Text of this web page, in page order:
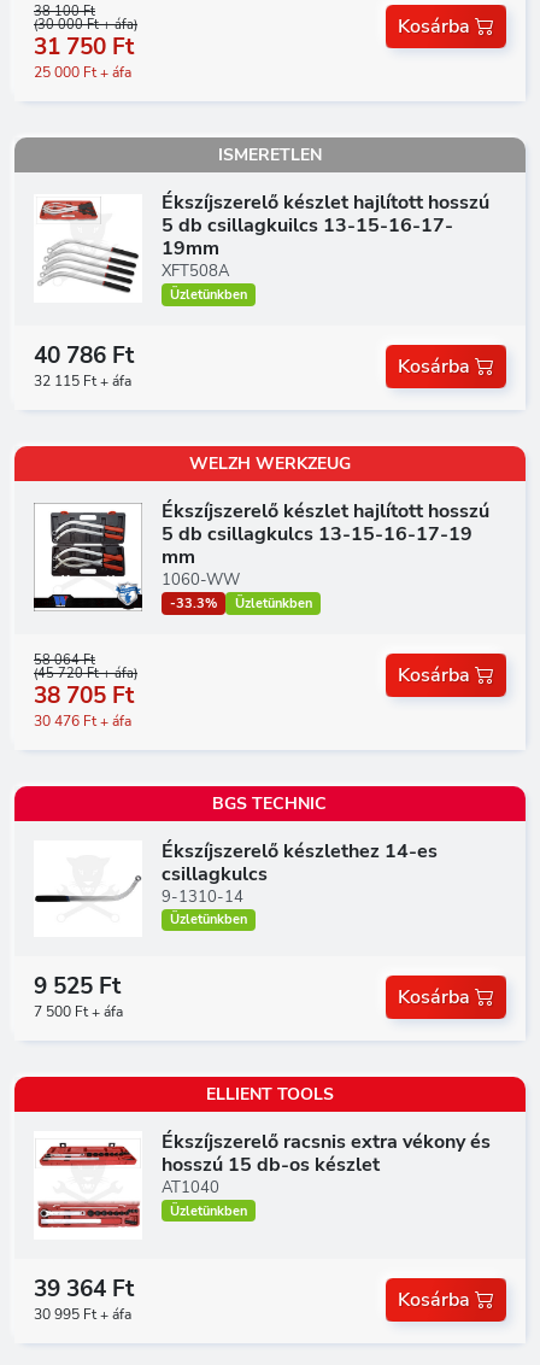
38 100 Ft
(30 000 Ft + áfa)
31 750 Ft
25 000 Ft + áfa
Kosárba
ISMERETLEN
Ékszíjszerelő készlet hajlított hosszú
5 db csillagkuilcs 13-15-16-17-
19mm
XFT508A
Üzletünkben
40 786 Ft
32 115 Ft + áfa
Kosárba
WELZH WERKZEUG
Ékszíjszerelő készlet hajlított hosszú
5 db csillagkulcs 13-15-16-17-19
mm
1060-WW
-33.3% Üzletünkben
58 064 Ft
(45 720 Ft + áfa)
38 705 Ft
30 476 Ft + áfa
Kosárba
BGS TECHNIC
Ékszíjszerelő készlethez 14-es
csillagkulcs
9-1310-14
Üzletünkben
9 525 Ft
7 500 Ft + áfa
Kosárba
ELLIENT TOOLS
Ékszíjszerelő racsnis extra vékony és
hosszú 15 db-os készlet
AT1040
Üzletünkben
39 364 Ft
30 995 Ft + áfa
Kosárba